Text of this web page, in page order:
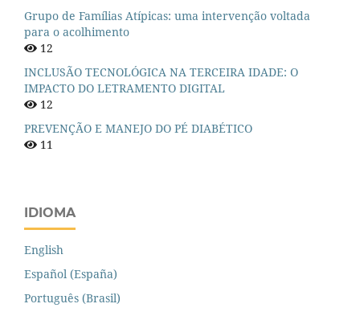
Grupo de Famílias Atípicas: uma intervenção voltada
para o acolhimento
12
INCLUSÃO TECNOLÓGICA NA TERCEIRA IDADE: O
IMPACTO DO LETRAMENTO DIGITAL
12
PREVENÇÃO E MANEJO DO PÉ DIABÉTICO
11
IDIOMA
English
Español (España)
Português (Brasil)